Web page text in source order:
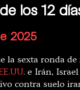
los 12
2025
la sexta ronda de
. e Irán,
contra suelo